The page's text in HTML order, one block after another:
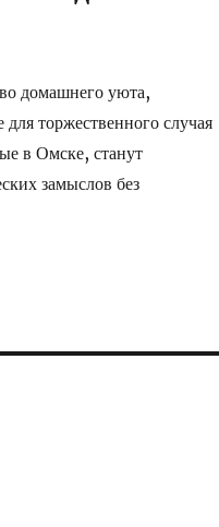
домашнего уюта,
торжественного случая
в Омске, станут
замыслов без